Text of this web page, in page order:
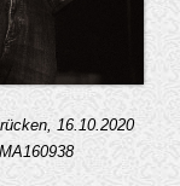
16.10.2020